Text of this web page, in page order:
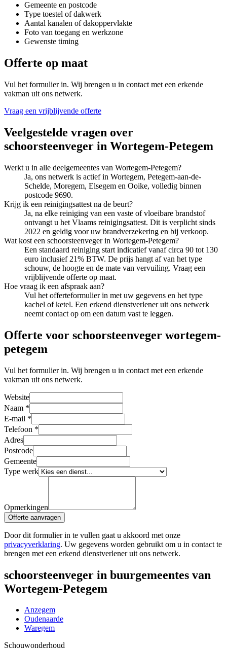
Gemeente en postcode
Type toestel of dakwerk
Aantal kanalen of dakoppervlakte
Foto van toegang en werkzone
Gewenste timing
Offerte op maat
Vul het formulier in. Wij brengen u in contact met een erkende
vakman uit ons netwerk.
Vraag een vrijblijvende offerte
Veelgestelde vragen over
schoorsteenveger in Wortegem-Petegem
Werkt u in alle deelgemeentes van Wortegem-Petegem?
Ja, ons netwerk is actief in Wortegem, Petegem-aan-de-
Schelde, Moregem, Elsegem en Ooike, volledig binnen
postcode 9690.
Krijg ik een reinigingsattest na de beurt?
Ja, na elke reiniging van een vaste of vloeibare brandstof
ontvangt u het Vlaams reinigingsattest. Dit is verplicht sinds
2022 en geldig voor uw brandverzekering en bij verkoop.
Wat kost een schoorsteenveger in Wortegem-Petegem?
Een standaard reiniging start indicatief vanaf circa 90 tot 130
euro inclusief 21% BTW. De prijs hangt af van het type
schouw, de hoogte en de mate van vervuiling. Vraag een
vrijblijvende offerte op maat.
Hoe vraag ik een afspraak aan?
Vul het offerteformulier in met uw gegevens en het type
kachel of ketel. Een erkend dienstverlener uit ons netwerk
neemt contact op om een datum vast te leggen.
Offerte voor schoorsteenveger wortegem-
petegem
Vul het formulier in. Wij brengen u in contact met een erkende
vakman uit ons netwerk.
Website
Naam *
E-mail *
Telefoon *
Adres
Postcode
Gemeente
Type werk
Opmerkingen
Offerte aanvragen
Door dit formulier in te vullen gaat u akkoord met onze
privacyverklaring. Uw gegevens worden gebruikt om u in contact te
brengen met een erkend dienstverlener uit ons netwerk.
schoorsteenveger in buurgemeentes van
Wortegem-Petegem
Anzegem
Oudenaarde
Waregem
Schouwonderhoud